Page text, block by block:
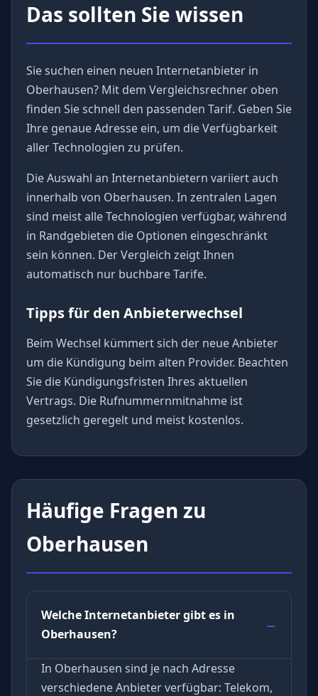
Das sollten Sie wissen
Sie suchen einen neuen Internetanbieter in
Oberhausen? Mit dem Vergleichsrechner oben
finden Sie schnell den passenden Tarif. Geben Sie
Ihre genaue Adresse ein, um die Verfügbarkeit
aller Technologien zu prüfen.
Die Auswahl an Internetanbietern variiert auch
innerhalb von Oberhausen. In zentralen Lagen
sind meist alle Technologien verfügbar, während
in Randgebieten die Optionen eingeschränkt
sein können. Der Vergleich zeigt Ihnen
automatisch nur buchbare Tarife.
Tipps für den Anbieterwechsel
Beim Wechsel kümmert sich der neue Anbieter
um die Kündigung beim alten Provider. Beachten
Sie die Kündigungsfristen Ihres aktuellen
Vertrags. Die Rufnummernmitnahme ist
gesetzlich geregelt und meist kostenlos.
Häufige Fragen zu
Oberhausen
Welche Internetanbieter gibt es in
Oberhausen?
In Oberhausen sind je nach Adresse
verschiedene Anbieter verfügbar: Telekom,